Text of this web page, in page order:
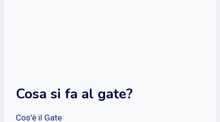
Cosa si fa al gate?
Cos'è il Gate